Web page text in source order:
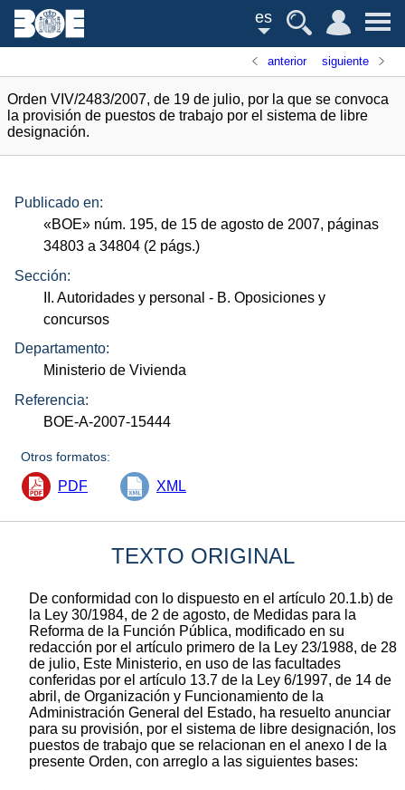
es
anterior siguiente
Orden VIV/2483/2007, de 19 de julio, por la que se convoca
la provisión de puestos de trabajo por el sistema de libre
designación.
Publicado en:
«BOE» núm. 195, de 15 de agosto de 2007, páginas
34803 a 34804 (2 págs.)
Sección:
II. Autoridades y personal - B. Oposiciones y
concursos
Departamento:
Ministerio de Vivienda
Referencia:
BOE-A-2007-15444
Otros formatos:
PDF XML
TEXTO ORIGINAL
De conformidad con lo dispuesto en el artículo 20.1.b) de
la Ley 30/1984, de 2 de agosto, de Medidas para la
Reforma de la Función Pública, modificado en su
redacción por el artículo primero de la Ley 23/1988, de 28
de julio, Este Ministerio, en uso de las facultades
conferidas por el artículo 13.7 de la Ley 6/1997, de 14 de
abril, de Organización y Funcionamiento de la
Administración General del Estado, ha resuelto anunciar
para su provisión, por el sistema de libre designación, los
puestos de trabajo que se relacionan en el anexo I de la
presente Orden, con arreglo a las siguientes bases: